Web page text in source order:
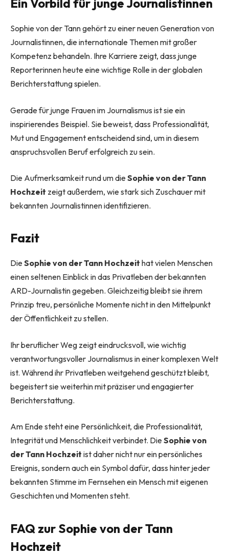
Ein Vorbild für junge Journalistinnen
Sophie von der Tann gehört zu einer neuen Generation von
Journalistinnen, die internationale Themen mit großer
Kompetenz behandeln. Ihre Karriere zeigt, dass junge
Reporterinnen heute eine wichtige Rolle in der globalen
Berichterstattung spielen.
Gerade für junge Frauen im Journalismus ist sie ein
inspirierendes Beispiel. Sie beweist, dass Professionalität,
Mut und Engagement entscheidend sind, um in diesem
anspruchsvollen Beruf erfolgreich zu sein.
Die Aufmerksamkeit rund um dieSophie von der Tann
Hochzeit zeigt außerdem, wie stark sich Zuschauer mit
bekannten Journalistinnen identifizieren.
Fazit
DieSophie von der Tann Hochzeit hat vielen Menschen
einen seltenen Einblick in das Privatleben der bekannten
ARD-Journalistin gegeben. Gleichzeitig bleibt sie ihrem
Prinzip treu, persönliche Momente nicht in den Mittelpunkt
der Öffentlichkeit zu stellen.
Ihr beruflicher Weg zeigt eindrucksvoll, wie wichtig
verantwortungsvoller Journalismus in einer komplexen Welt
ist. Während ihr Privatleben weitgehend geschützt bleibt,
begeistert sie weiterhin mit präziser und engagierter
Berichterstattung.
Am Ende steht eine Persönlichkeit, die Professionalität,
Integrität und Menschlichkeit verbindet. DieSophie von
der Tann Hochzeit ist daher nicht nur ein persönliches
Ereignis, sondern auch ein Symbol dafür, dass hinter jeder
bekannten Stimme im Fernsehen ein Mensch mit eigenen
Geschichten und Momenten steht.
FAQ zur Sophie von der Tann
Hochzeit